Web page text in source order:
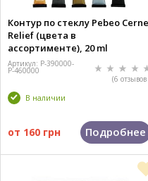
Контур по стеклу Pebeo Cerne
Relief (цвета в
ассортименте), 20 ml
Артикул: P-390000-
P-460000
(6
В наличии
от 160 грн Подробнее